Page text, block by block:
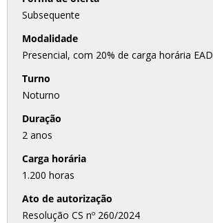
Subsequente
Modalidade
Presencial, com 20% de carga horária EAD
Turno
Noturno
Duração
2 anos
Carga horária
1.200 horas
Ato de autorização
Resolução CS nº 260/2024